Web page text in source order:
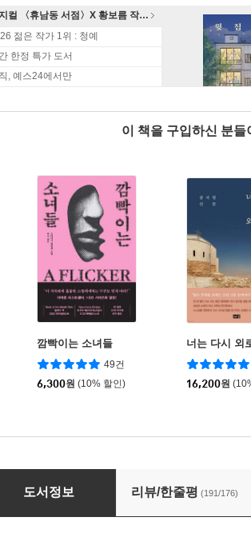
뮤지컬 〈휴남동 서점〉X 황보름 작가 북토크
젊은 작가 1위 : 청예
한정 특가 도서
, 예스24에서만
이 책을 구입하신 분
깜빡이는 소녀들
49건
6,300원 (10% 할인)
너는 다시 외
16,200원
죽인 여자들
도서정보 리뷰/한줄평 (191/176)